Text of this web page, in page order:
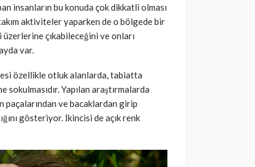
insanların bu konuda çok dikkatli olması
aktiviteler yaparken de o bölgede bir
çıkabileceğini ve onları
var.
özellikle otluk alanlarda, tabiatta
Yapılan araştırmalarda
paçalarından ve bacaklardan girip
gösteriyor. İkincisi de açık renk